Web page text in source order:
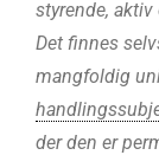
styrende,
Det finnes
mangfoldig
der den er